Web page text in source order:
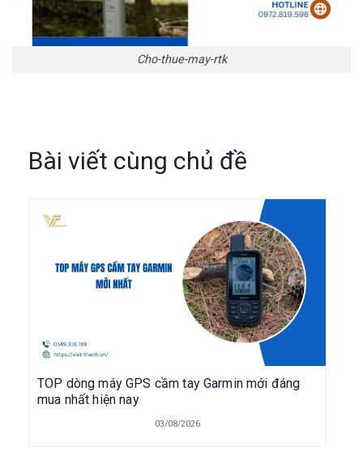
Cho-thue-may-rtk
Bài viết cùng chủ đề
TOP dòng máy GPS cầm tay Garmin mới đáng
mua nhất hiện nay
03/08/2026